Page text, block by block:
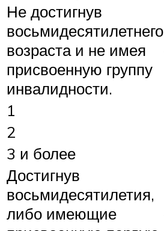
Не достигнув
восьмидесятилетнего
возраста и не имея
присвоенную группу
инвалидности.
1
2
3 и более
Достигнув
восьмидесятилетия,
либо имеющие